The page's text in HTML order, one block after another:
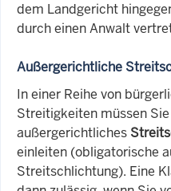
dem Landgericht
durch einen Anwalt
Außergerichtliche
In einer Reihe von
Streitigkeiten müssen
außergerichtliches
einleiten (obligatorische
Streitschlichtung). Eine